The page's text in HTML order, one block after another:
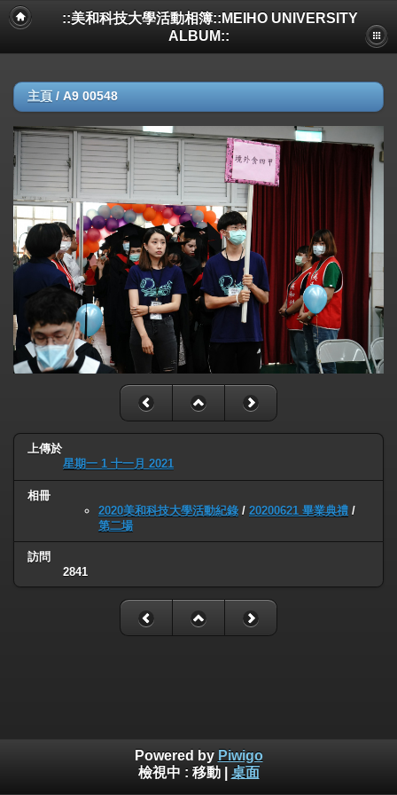
::美和科技大學活動相簿::MEIHO UNIVERSITY
ALBUM::
主頁 / A9 00548
上傳於
星期一 1 十一月 2021
相冊
2020美和科技大學活動紀錄 / 20200621 畢業典禮 /
第二場
訪問
2841
Powered by Piwigo
檢視中 : 移動| 桌面